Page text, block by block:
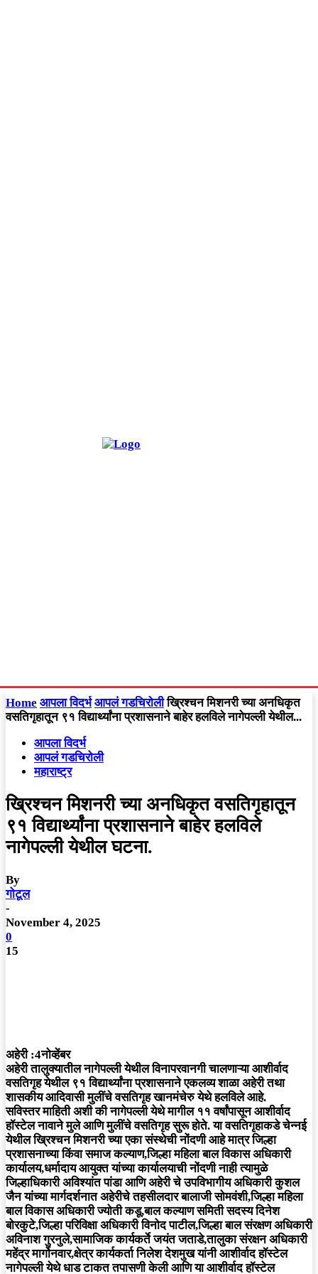
Home आपला विदर्भ आपलं गडचिरोली ख्रिश्चन मिशनरी च्या अनधिकृत
वसतिगृहातून ९१ विद्यार्थ्यांना प्रशासनाने बाहेर हलविले नागेपल्ली येथील...
आपला विदर्भ
आपलं गडचिरोली
महाराष्ट्र
ख्रिश्चन मिशनरी च्या अनधिकृत वसतिगृहातून
९१ विद्यार्थ्यांना प्रशासनाने बाहेर हलविले
नागेपल्ली येथील घटना.
By
गोटूल
-
November 4, 2025
0
15
अहेरी :4नोव्हेंबर
अहेरी तालुक्यातील नागेपल्ली येथील विनापरवानगी चालणाऱ्या आशीर्वाद
वसतिगृह येथील ९१ विद्यार्थ्यांना प्रशासनाने एकलव्य शाळा अहेरी तथा
शासकीय आदिवासी मुलींचे वसतिगृह खानमंचेरु येथे हलविले आहे.
सविस्तर माहिती अशी की नागेपल्ली येथे मागील ११ वर्षांपासून आशीर्वाद
हॉस्टेल नावाने मुले आणि मुलींचे वसतिगृह सुरू होते. या वसतिगृहाकडे चेन्नई
येथील ख्रिश्चन मिशनरी च्या एका संस्थेची नोंदणी आहे मात्र जिल्हा
प्रशासनाच्या किंवा समाज कल्याण,जिल्हा महिला बाल विकास अधिकारी
कार्यालय,धर्मादाय आयुक्त यांच्या कार्यालयाची नोंदणी नाही त्यामुळे
जिल्हाधिकारी अविश्यांत पांडा आणि अहेरी चे उपविभागीय अधिकारी कुशल
जैन यांच्या मार्गदर्शनात अहेरीचे तहसीलदार बालाजी सोमवंशी,जिल्हा महिला
बाल विकास अधिकारी ज्योती कडू,बाल कल्याण समिती सदस्य दिनेश
बोरकुटे,जिल्हा परिविक्षा अधिकारी विनोद पाटील,जिल्हा बाल संरक्षण अधिकारी
अविनाश गुरनुले,सामाजिक कार्यकर्ते जयंत जताडे,तालुका संरक्षन अधिकारी
महेंद्र मार्गोनवार,क्षेत्र कार्यकर्ता निलेश देशमुख यांनी आशीर्वाद हॉस्टेल
नागेपल्ली येथे धाड टाकत तपासणी केली आणि या आशीर्वाद हॉस्टेल